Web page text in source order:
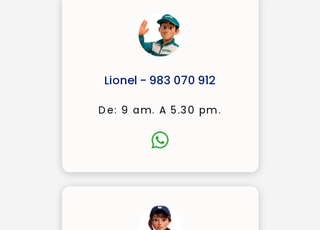
Lionel - 983 070 912
De: 9 am. A 5.30 pm.